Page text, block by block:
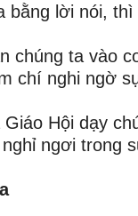
bằng lời nói,
chúng ta vào
chí nghi ngờ
Hội dạy
ngơi trong